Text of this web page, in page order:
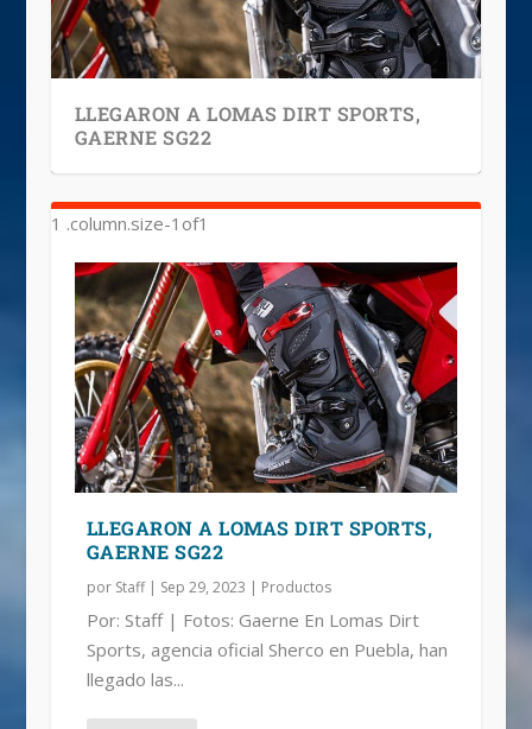
LLEGARON A LOMAS DIRT SPORTS,
GAERNE SG22
LLEGARON A LOMAS DIRT SPORTS,
GAERNE SG22
por Staff| Sep 29, 2023 | Productos
Por: Staff | Fotos: Gaerne En Lomas Dirt
Sports, agencia oficial Sherco en Puebla, han
llegado las...